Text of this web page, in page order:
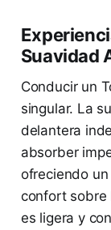
Suavidad
Conducir un
singular. La
delantera
absorber
ofreciendo
confort sobre
es ligera y